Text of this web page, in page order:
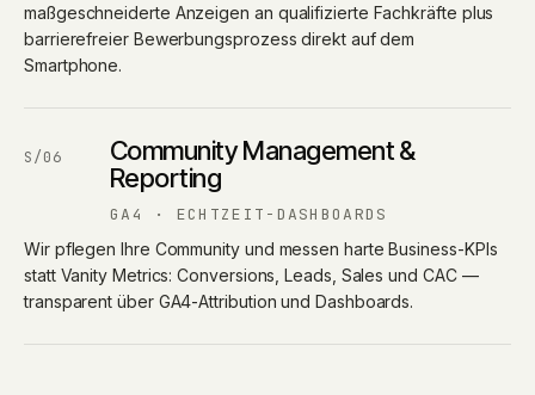
maßgeschneiderte Anzeigen an qualifizierte Fachkräfte plus
barrierefreier Bewerbungsprozess direkt auf dem
Smartphone.
S/06
Community Management &
Reporting
GA4 · ECHTZEIT-DASHBOARDS
Wir pflegen Ihre Community und messen harte Business-KPIs
statt Vanity Metrics: Conversions, Leads, Sales und CAC —
transparent über GA4-Attribution und Dashboards.